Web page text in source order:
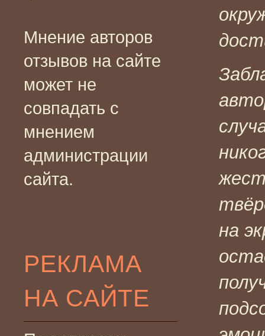
Мнение авторов
отзывов на сайте
может не
совпадать с
мнением
администрации
сайта.
РЕКЛАМА
НА САЙТЕ
на